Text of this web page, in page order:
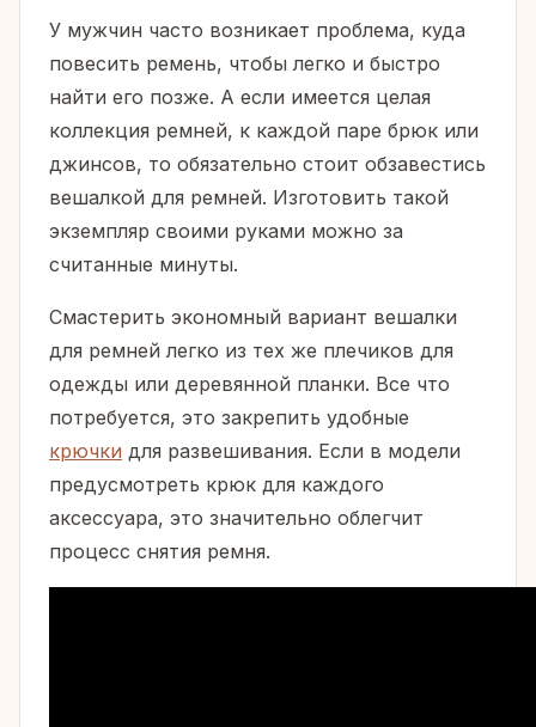
У мужчин часто возникает проблема, куда
повесить ремень, чтобы легко и быстро
найти его позже. А если имеется целая
коллекция ремней, к каждой паре брюк или
джинсов, то обязательно стоит обзавестись
вешалкой для ремней. Изготовить такой
экземпляр своими руками можно за
считанные минуты.
Смастерить экономный вариант вешалки
для ремней легко из тех же плечиков для
одежды или деревянной планки. Все что
потребуется, это закрепить удобные
крючки для развешивания. Если в модели
предусмотреть крюк для каждого
аксессуара, это значительно облегчит
процесс снятия ремня.